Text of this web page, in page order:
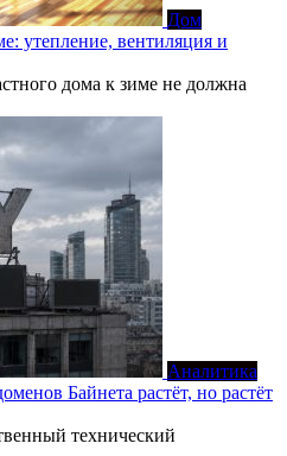
Дом
утепление, вентиляция и
дома к зиме не должна
Аналитика
Байнета растёт, но растёт
технический